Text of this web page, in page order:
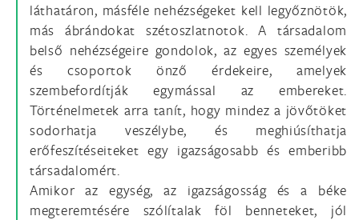
láthatáron, másféle nehézségeket kell legyőznötök,
más ábrándokat szétoszlatnotok. A társadalom
belső nehézségeire gondolok, az egyes személyek
és csoportok önző érdekeire, amelyek
szembefordítják egymással az embereket.
Történelmetek arra tanít, hogy mindez a jövőtöket
sodorhatja veszélybe, és meghiúsíthatja
erőfeszítéseiteket egy igazságosabb és emberibb
társadalomért.
Amikor az egység, az igazságosság és a béke
megteremtésére szólítalak föl benneteket, jól